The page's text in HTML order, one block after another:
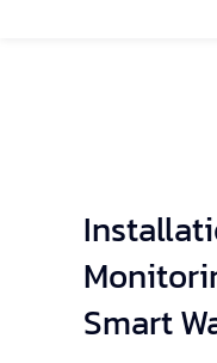
Smart